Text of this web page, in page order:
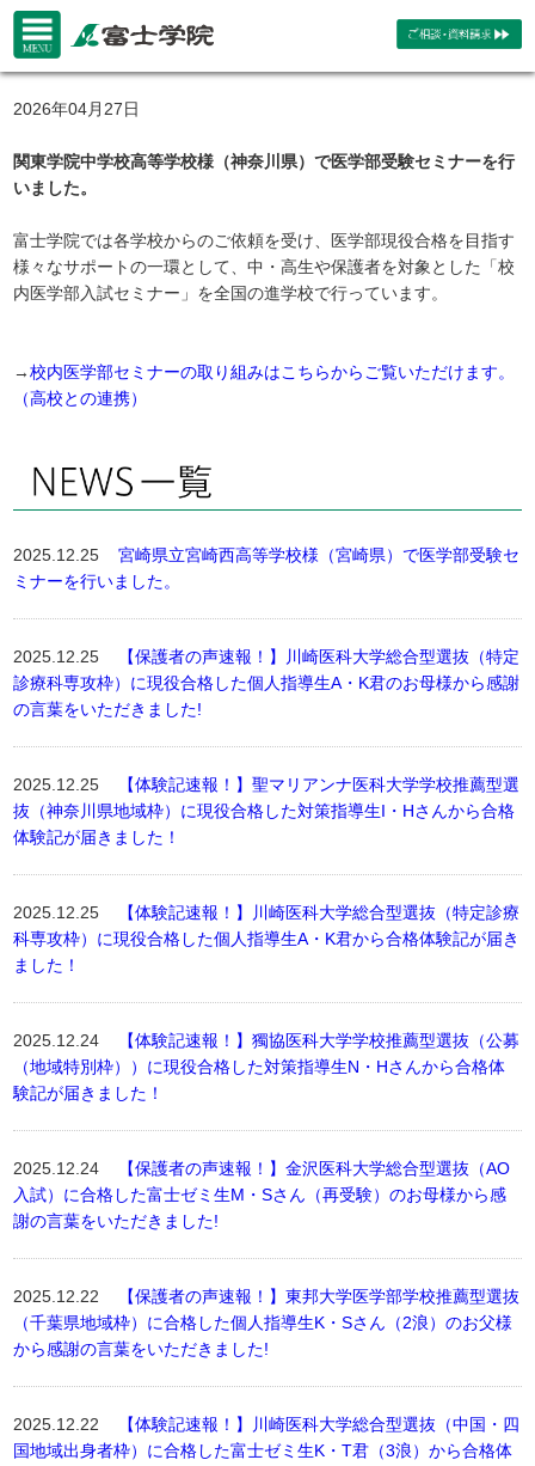
2026年04月27日
関東学院中学校高等学校様（神奈川県）で医学部受験セミナーを行
いました。
富士学院では各学校からのご依頼を受け、医学部現役合格を目指す
様々なサポートの一環として、中・高生や保護者を対象とした「校
内医学部入試セミナー」を全国の進学校で行っています。
→校内医学部セミナーの取り組みはこちらからご覧いただけます。
（高校との連携）
2025.12.25宮崎県立宮崎西高等学校様（宮崎県）で医学部受験セ
ミナーを行いました。
2025.12.25
【保護者の声速報！】川崎医科大学総合型選抜（特定
診療科専攻枠）に現役合格した個人指導生A・K君のお母様から感謝
の言葉をいただきました!
2025.12.25
【体験記速報！】聖マリアンナ医科大学学校推薦型選
抜（神奈川県地域枠）に現役合格した対策指導生I・Hさんから合格
体験記が届きました！
2025.12.25
【体験記速報！】川崎医科大学総合型選抜（特定診療
科専攻枠）に現役合格した個人指導生A・K君から合格体験記が届き
ました！
2025.12.24
【体験記速報！】獨協医科大学学校推薦型選抜（公募
（地域特別枠））に現役合格した対策指導生N・Hさんから合格体
験記が届きました！
2025.12.24
【保護者の声速報！】金沢医科大学総合型選抜（AO
入試）に合格した富士ゼミ生M・Sさん（再受験）のお母様から感
謝の言葉をいただきました!
2025.12.22
【保護者の声速報！】東邦大学医学部学校推薦型選抜
（千葉県地域枠）に合格した個人指導生K・Sさん（2浪）のお父様
から感謝の言葉をいただきました!
2025.12.22
【体験記速報！】川崎医科大学総合型選抜（中国・四
国地域出身者枠）に合格した富士ゼミ生K・T君（3浪）から合格体